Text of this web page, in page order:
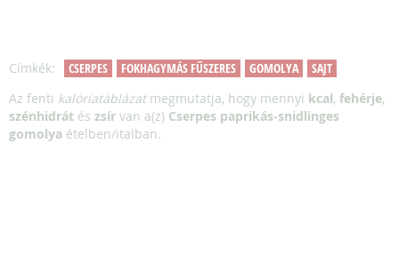
Címkék: CSERPES FOKHAGYMÁS FŰSZERES GOMOLYA
SAJT
Az fenti kalóriatáblázatmegmutatja, hogy mennyi kcal, fehérje,
szénhidrát és zsír van a(z) Cserpes paprikás-snidlinges
gomolya ételben/italban.